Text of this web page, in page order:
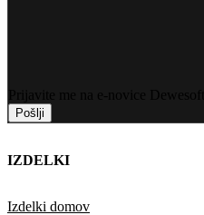
Pošlji
IZDELKI
Izdelki domov